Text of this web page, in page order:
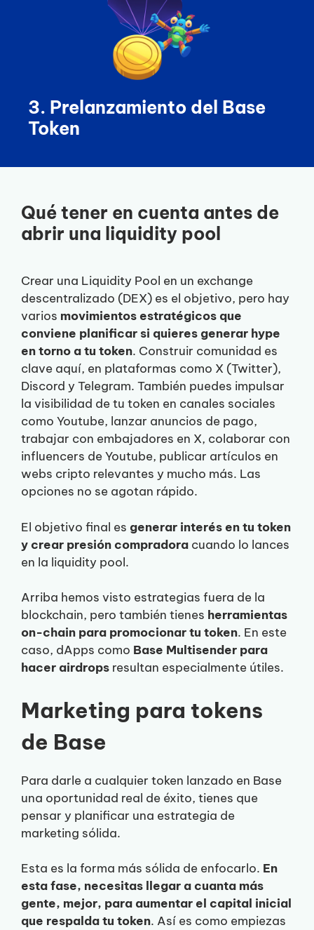
3. Prelanzamiento del Base
Token
Qué tener en cuenta antes de
abrir una liquidity pool
Crear una Liquidity Pool en un exchange
descentralizado (DEX) es el objetivo, pero hay
varios movimientos estratégicos que
conviene planificar si quieres generar hype
en torno a tu token. Construir comunidad es
clave aquí, en plataformas como X (Twitter),
Discord y Telegram. También puedes impulsar
la visibilidad de tu token en canales sociales
como Youtube, lanzar anuncios de pago,
trabajar con embajadores en X, colaborar con
influencers de Youtube, publicar artículos en
webs cripto relevantes y mucho más. Las
opciones no se agotan rápido.
El objetivo final es generar interés en tu token
y crear presión compradora cuando lo lances
en la liquidity pool.
Arriba hemos visto estrategias fuera de la
blockchain, pero también tienes herramientas
on-chain para promocionar tu token. En este
caso, dApps como Base Multisender para
hacer airdrops resultan especialmente útiles.
Marketing para tokens
de Base
Para darle a cualquier token lanzado en Base
una oportunidad real de éxito, tienes que
pensar y planificar una estrategia de
marketing sólida.
Esta es la forma más sólida de enfocarlo. En
esta fase, necesitas llegar a cuanta más
gente, mejor, para aumentar el capital inicial
que respalda tu token. Así es como empiezas